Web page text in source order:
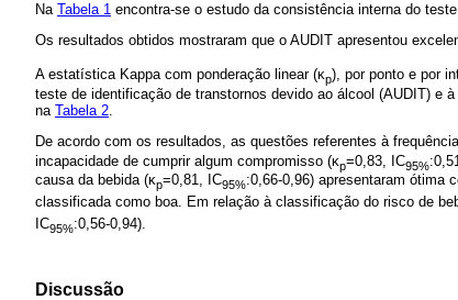
Na Tabela 1 encontra-se o estudo da consistência interna do
Os resultados obtidos mostraram que o AUDIT apresentou
A estatística Kappa com ponderação linear (κp), por ponto e por
teste de identificação de transtornos devido ao álcool (AUDIT) e
na Tabela 2
De acordo com os resultados, as questões referentes à
incapacidade de cumprir algum compromisso (κp=0,83, IC95%
causa da bebida (κp=0,81, IC95%:0,66-0,96) apresentaram ótima
classificada como boa. Em relação à classificação do risco de
IC95%:0,56-0,94).
Discussão